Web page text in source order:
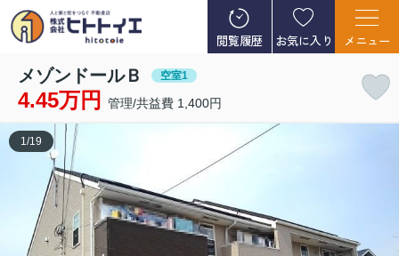
閲覧履歴 お気に入り メニュー
メゾンドールＢ 空室1
4.45万円 管理/共益費 1,400円
1 /19